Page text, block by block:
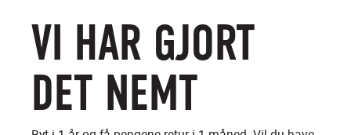
VI HAR GJORT
DET NEMT